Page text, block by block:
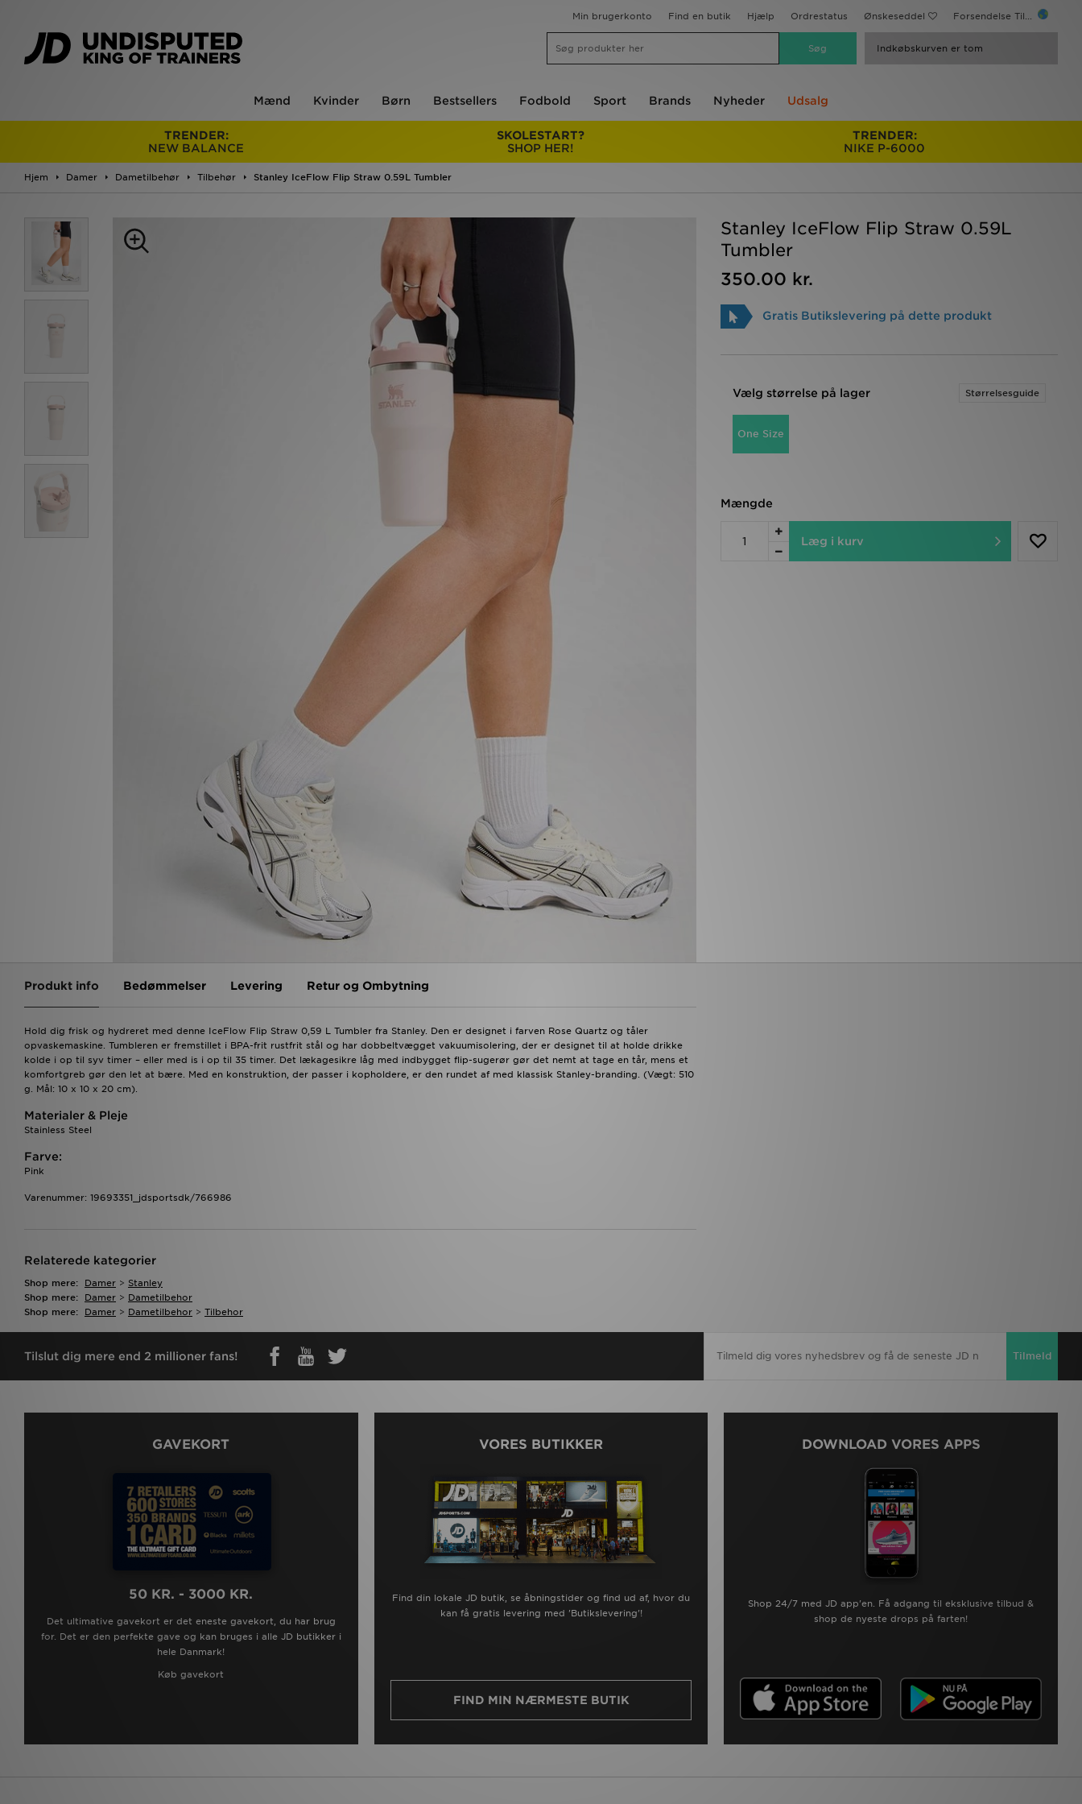
Min brugerkonto Find en butik Hjælp Ordrestatus Ønskeseddel Forsendelse Til...
Indkøbskurven er tom
Mænd Kvinder Børn Bestsellers Fodbold Sport Brands Nyheder Udsalg
TRENDER:
NEW BALANCE
SKOLESTART?
SHOP HER!
TRENDER:
NIKE P-6000
Hjem Damer Dametilbehør Tilbehør Stanley IceFlow Flip Straw 0.59L Tumbler
Stanley IceFlow Flip Straw 0.59L
Tumbler
350.00 kr.
Gratis Butikslevering på dette produkt
Vælg størrelse på lager Størrelsesguide
One Size
Mængde
Læg i kurv
Produkt info Bedømmelser Levering Retur og Ombytning
Hold dig frisk og hydreret med denne IceFlow Flip Straw 0,59 L Tumbler fra Stanley. Den er designet i farven Rose Quartz og tåler
opvaskemaskine. Tumbleren er fremstillet i BPA-frit rustfrit stål og har dobbeltvægget vakuumisolering, der er designet til at holde drikke
kolde i op til syv timer – eller med is i op til 35 timer. Det lækagesikre låg med indbygget flip-sugerør gør det nemt at tage en tår, mens et
komfortgreb gør den let at bære. Med en konstruktion, der passer i kopholdere, er den rundet af med klassisk Stanley-branding. (Vægt: 510
g. Mål: 10 x 10 x 20 cm).
Materialer & Pleje
Stainless Steel
Farve:
Pink
Varenummer: 19693351_jdsportsdk/766986
Relaterede kategorier
Shop mere: Damer > Stanley
Shop mere:
Damer > Dametilbehor
Shop mere:
Damer > Dametilbehor > Tilbehor
Tilslut dig mere end 2 millioner fans! Tilmeld
GAVEKORT
50 KR. - 3000 KR.
Det ultimative gavekort er det eneste gavekort, du har brug
for. Det er den perfekte gave og kan bruges i alle JD butikker i
hele Danmark!
Køb gavekort
VORES BUTIKKER
Find din lokale JD butik, se åbningstider og find ud af, hvor du
kan få gratis levering med 'Butikslevering'!
FIND MIN NÆRMESTE BUTIK
DOWNLOAD VORES APPS
Shop 24/7 med JD app'en. Få adgang til eksklusive tilbud &
shop de nyeste drops på farten!